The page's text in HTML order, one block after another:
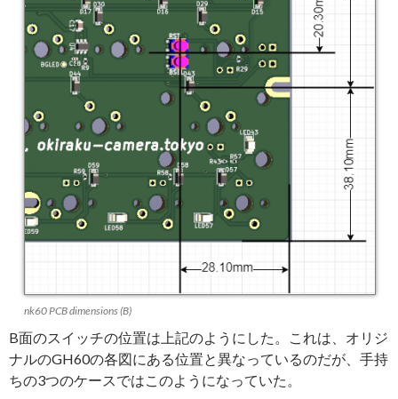
nk60 PCB dimensions (B)
B面のスイッチの位置は上記のようにした。これは、オリジ
ナルのGH60の各図にある位置と異なっているのだが、手持
ちの3つのケースではこのようになっていた。